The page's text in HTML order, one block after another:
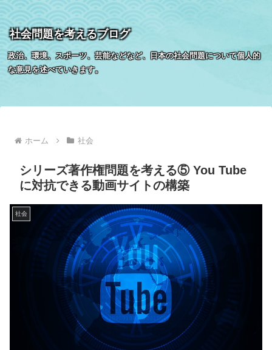
社会問題を考えるブログ
政治、環境、スポーツ、芸能などなど、日本の社会問題について個人的
な意見を述べていきます。
ホーム 社会
シリーズ著作権問題を考える⑤ You Tube
に対抗できる動画サイトの構築
社会